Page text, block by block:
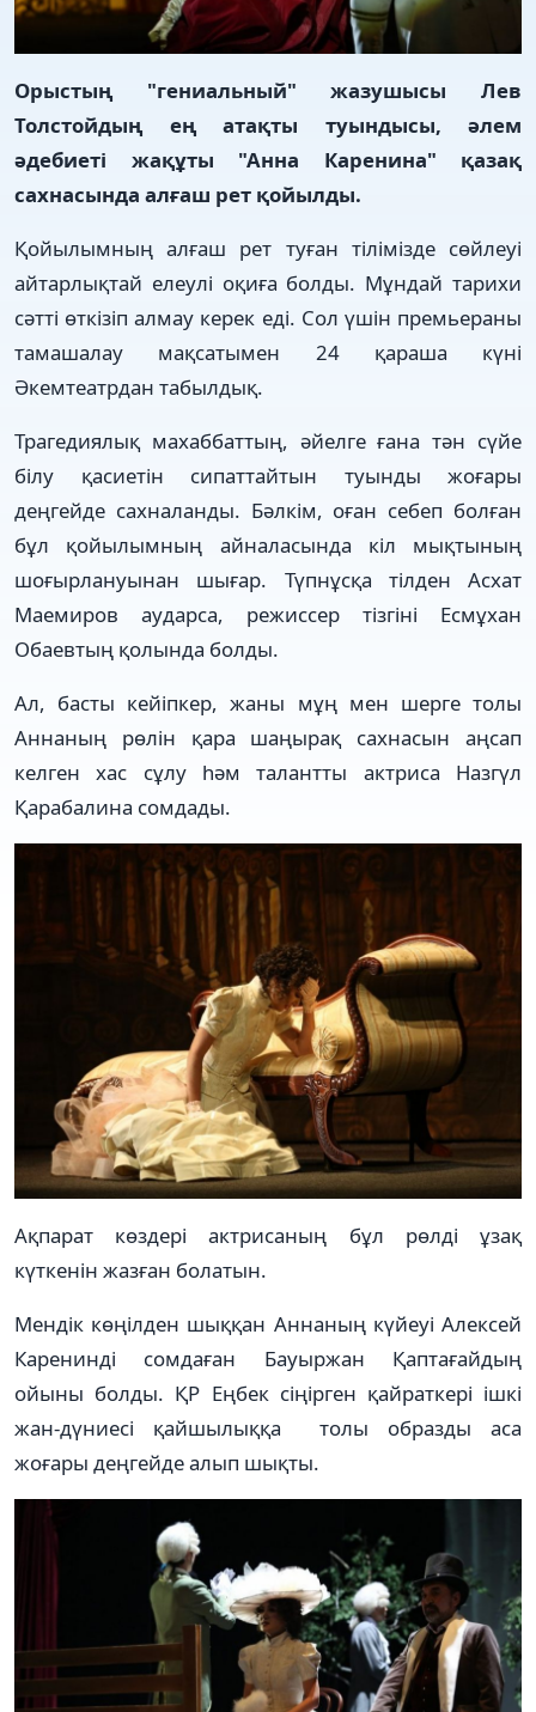
Орыстың "гениальный" жазушысы Лев
Толстойдың ең атақты туындысы, әлем
әдебиеті жақұты "Анна Каренина" қазақ
сахнасында алғаш рет қойылды.
Қойылымның алғаш рет туған тілімізде сөйлеуі
айтарлықтай елеулі оқиға болды. Мұндай тарихи
сәтті өткізіп алмау керек еді. Сол үшін премьераны
тамашалау мақсатымен 24 қараша күні
Әкемтеатрдан табылдық.
Трагедиялық махаббаттың, әйелге ғана тән сүйе
білу қасиетін сипаттайтын туынды жоғары
деңгейде сахналанды. Бәлкім, оған себеп болған
бұл қойылымның айналасында кіл мықтының
шоғырлануынан шығар. Түпнұсқа тілден Асхат
Маемиров аударса, режиссер тізгіні Есмұхан
Обаевтың қолында болды.
Ал, басты кейіпкер, жаны мұң мен шерге толы
Аннаның рөлін қара шаңырақ сахнасын аңсап
келген хас сұлу һәм талантты актриса Назгүл
Қарабалина сомдады.
Ақпарат көздері актрисаның бұл рөлді ұзақ
күткенін жазған болатын.
Мендік көңілден шыққан Аннаның күйеуі Алексей
Каренинді сомдаған Бауыржан Қаптағайдың
ойыны болды. ҚР Еңбек сіңірген қайраткері ішкі
жан-дүниесі қайшылыққа толы образды аса
жоғары деңгейде алып шықты.